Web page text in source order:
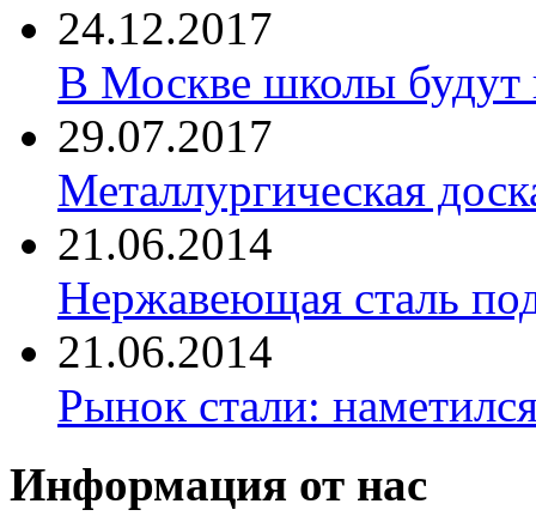
24.12.2017
В Москве школы будут
29.07.2017
Металлургическая
21.06.2014
Нержавеющая сталь
21.06.2014
Рынок стали:
Информация от нас